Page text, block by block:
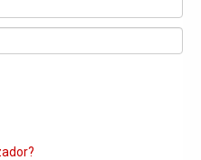
de Inércia